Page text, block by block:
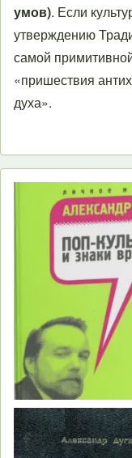
умов). Если
утверждению
самой
«пришествия
духа».